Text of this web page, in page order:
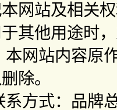
网站及相关
其他用途时
本网站内容原
除。
方式：品牌